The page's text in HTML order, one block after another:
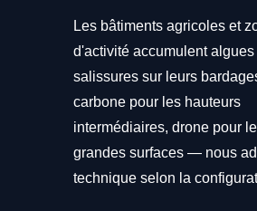
Les bâtiments agricoles et
d'activité accumulent algues
salissures sur leurs
carbone pour les hauteurs
intermédiaires, drone pour
grandes surfaces — nous
technique selon la